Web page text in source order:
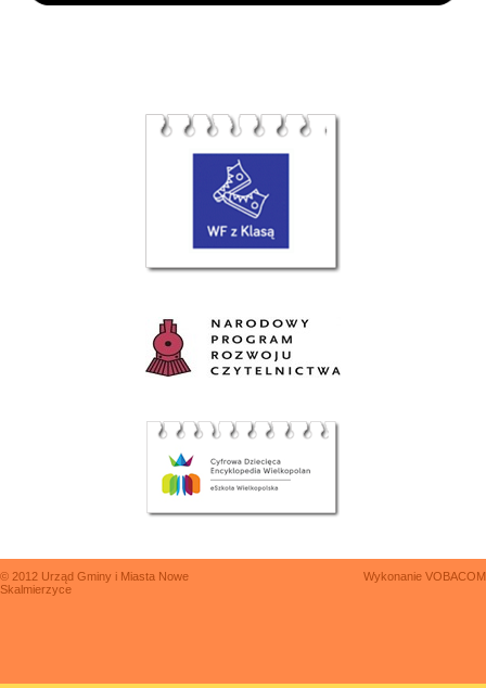
© 2012 Urząd Gminy i Miasta Nowe
Skalmierzyce
Wykonanie VOBACOM